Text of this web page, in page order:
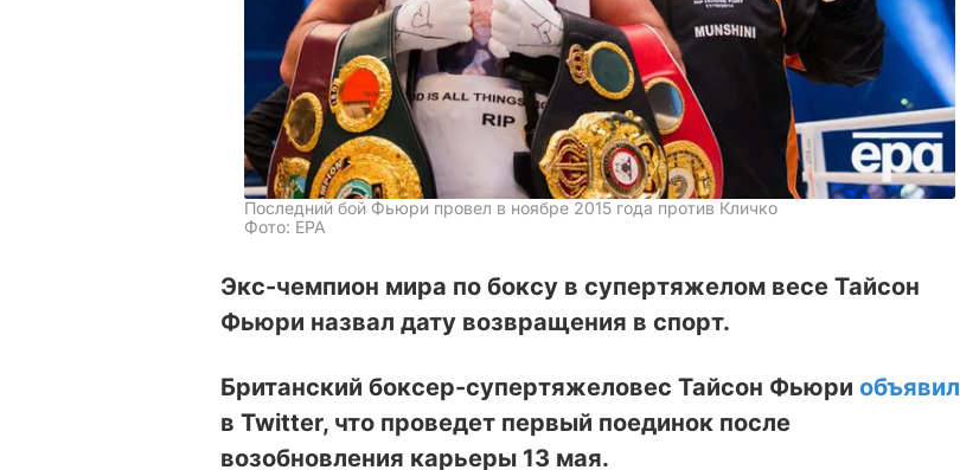
Последний бой Фьюри провел в ноябре 2015 года против Кличко
Фото: EPA
Экс-чемпион мира по боксу в супертяжелом весе Тайсон
Фьюри назвал дату возвращения в спорт.
Британский боксер-супертяжеловес Тайсон Фьюри объявил
в Twitter, что проведет первый поединок после
возобновления карьеры 13 мая.